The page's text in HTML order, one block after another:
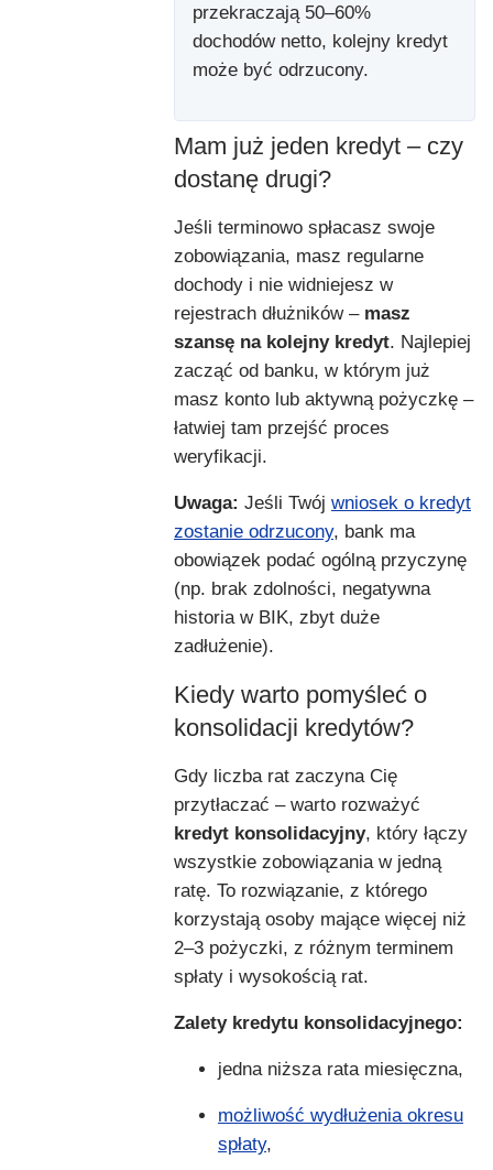
przekraczają 50–60%
dochodów netto, kolejny kredyt
może być odrzucony.
Mam już jeden kredyt – czy
dostanę drugi?
Jeśli terminowo spłacasz swoje
zobowiązania, masz regularne
dochody i nie widniejesz w
rejestrach dłużników – masz
szansę na kolejny kredyt. Najlepiej
zacząć od banku, w którym już
masz konto lub aktywną pożyczkę –
łatwiej tam przejść proces
weryfikacji.
Uwaga: Jeśli Twój wniosek o kredyt
zostanie odrzucony, bank ma
obowiązek podać ogólną przyczynę
(np. brak zdolności, negatywna
historia w BIK, zbyt duże
zadłużenie).
Kiedy warto pomyśleć o
konsolidacji kredytów?
Gdy liczba rat zaczyna Cię
przytłaczać – warto rozważyć
kredyt konsolidacyjny, który łączy
wszystkie zobowiązania w jedną
ratę. To rozwiązanie, z którego
korzystają osoby mające więcej niż
2–3 pożyczki, z różnym terminem
spłaty i wysokością rat.
Zalety kredytu konsolidacyjnego:
jedna niższa rata miesięczna,
możliwość wydłużenia okresu
spłaty,